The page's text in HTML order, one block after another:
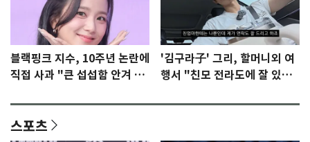
블랙핑크 지수, 10주년 논란에
직접 사과 "큰 섭섭함 안겨 미
'김구라子' 그리, 할머니외 여
행서 "친모 전라도에 잘 있
스포츠